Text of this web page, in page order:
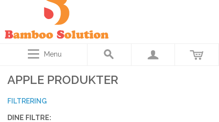
Menu
APPLE PRODUKTER
FILTRERING
DINE FILTRE: